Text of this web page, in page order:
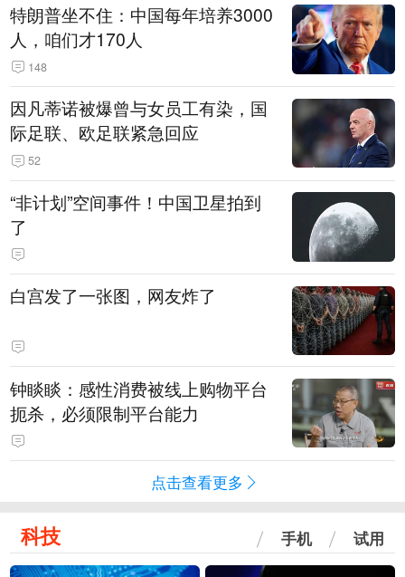
特朗普坐不住：中国每年培养3000
人，咱们才170人
148
因凡蒂诺被爆曾与女员工有染，国
际足联、欧足联紧急回应
52
“非计划”空间事件！中国卫星拍到
了
白宫发了一张图，网友炸了
钟睒睒：感性消费被线上购物平台
扼杀，必须限制平台能力
点击查看更多
科技 手机 试用